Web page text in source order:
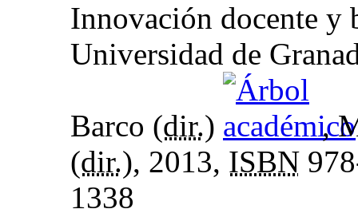
Innovación docente y
Universidad de
Barco (dir.)
,
(dir.), 2013, ISBN
1338